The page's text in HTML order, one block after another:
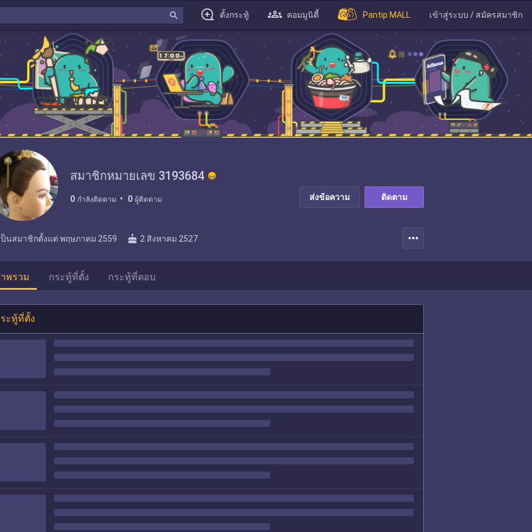
search ตั้งกระทู้ คอมมูนิตี้ Pantip MALL เข้าสู่ระบบ / สมัครสมาชิก
สมาชิกหมายเลข 3193684
0 กำลังติดตาม 0 ผู้ติดตาม ส่งข้อความ ติดตาม
ป็นสมาชิกตั้งแต่ พฤษภาคม 2559 cake 2 สิงหาคม 2527 more_horiz
พรวม กระทู้ที่ตั้ง กระทู้ที่ตอบ
ะทู้ที่ตั้ง